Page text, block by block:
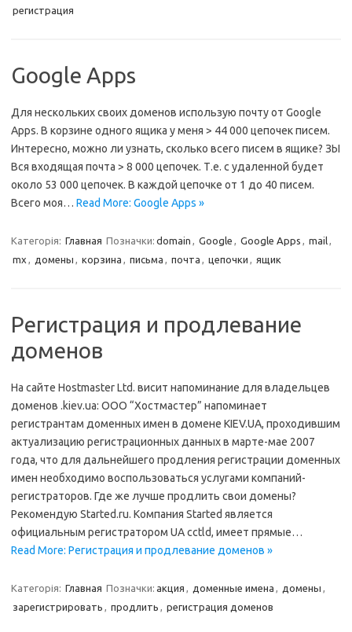
регистрация
Google Apps
Для нескольких своих доменов использую почту от Google
Apps. В корзине одного ящика у меня > 44 000 цепочек писем.
Интересно, можно ли узнать, сколько всего писем в ящике? ЗЫ
Вcя входящая почта > 8 000 цепочек. Т.е. с удаленной будет
около 53 000 цепочек. В каждой цепочке от 1 до 40 писем.
Всего моя… Read More: Google Apps »
Категорія: Главная Позначки: domain , Google , Google Apps , mail,
mx , домены , корзина , письма , почта , цепочки , ящик
Регистрация и продлевание
доменов
На сайте Hostmaster Ltd. висит напоминание для владельцев
доменов .kiev.ua: ООО “Хостмастер” напоминает
регистрантам доменных имен в домене KIEV.UA, проходившим
актуализацию регистрационных данных в марте-мае 2007
года, что для дальнейшего продления регистрации доменных
имен необходимо воспользоваться услугами компаний-
регистраторов. Где же лучше продлить свои домены?
Рекомендую Started.ru. Компания Started является
официальным регистратором UA cctld, имеет прямые…
Read More: Регистрация и продлевание доменов »
Категорія: Главная Позначки: акция , доменные имена , домены ,
зарегистрировать , продлить , регистрация доменов